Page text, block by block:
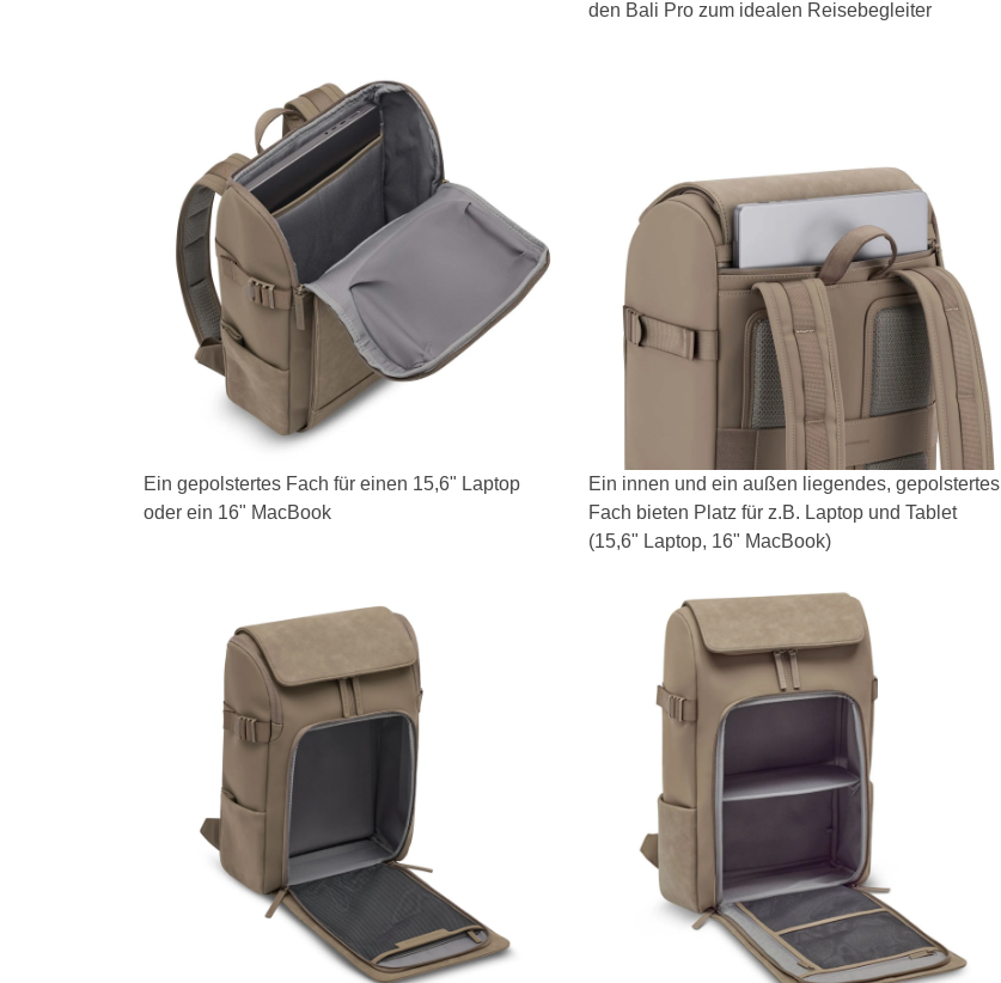
den Bali Pro zum idealen Reisebegleiter
Ein gepolstertes Fach für einen 15,6" Laptop
oder ein 16" MacBook
Ein innen und ein außen liegendes, gepolstertes
Fach bieten Platz für z.B. Laptop und Tablet
(15,6" Laptop, 16" MacBook)